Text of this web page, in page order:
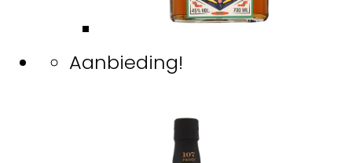
Aanbieding!